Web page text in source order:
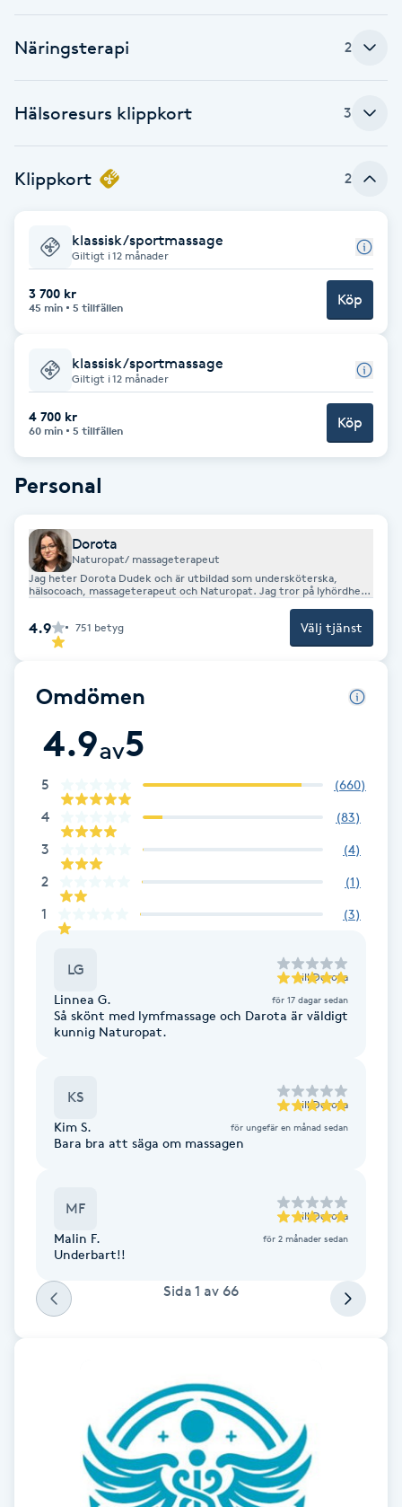
E
Enzympeeling
Extensions
Extensions borttagning
Eyeliner-tatuering
F
Face framing
Faceliftmassage
Fibromassage
Fillers
Fotmassage
Fransar
Fransborttagning
Fransfärgning
Fransförlängning
Fransförlängning Megavolym
Fransk manikyr
Funktionsanalys
Näringsterapi 2
Hälsoresurs klippkort 3
Klippkort 2
klassisk/sportmassage
Giltigt i 12 månader
3 700 kr
45 min 5 tillfällen Köp
klassisk/sportmassage
Giltigt i 12 månader
4 700 kr
60 min 5 tillfällen Köp
Personal
Dorota
Naturopat/ massageterapeut
Jag heter Dorota Dudek och är utbildad som undersköterska,
hälsocoach, massageterapeut och Naturopat. Jag tror på lyhördhet
för att Du som kund på bästa sätt skall kunna tillgodogöra Dig
behandlingar. Att må bra i själen är grunden för att vardagen ska
fungera, för att livskvaliteten ska vara bra och för att det ska finnas
4.9 751 betyg Välj tjänst
Omdömen
4.9av5
5 (660)
4 (83)
3 (4)
2 (1)
1 (3)
LG till Dorota
Linnea G. för 17 dagar sedan
Så skönt med lymfmassage och Darota är väldigt
kunnig Naturopat.
KS till Dorota
Kim S. för ungefär en månad sedan
Bara bra att säga om massagen
MF till Dorota
Malin F. för 2 månader sedan
Underbart!!
Sida 1 av 66